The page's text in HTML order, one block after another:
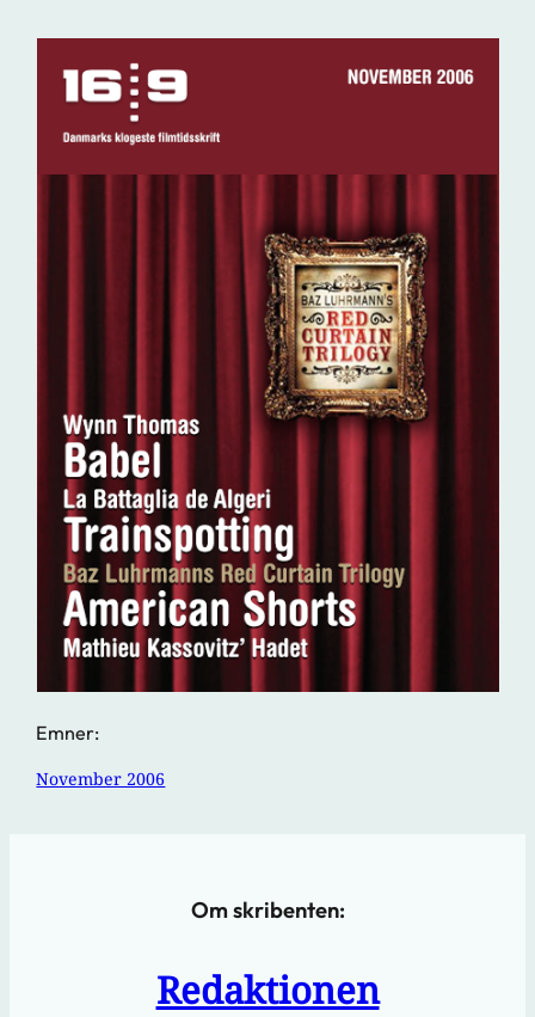
Emner:
November 2006
Om skribenten:
Redaktionen